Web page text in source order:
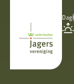
Koninklijke
Nederlandse
Jagersvereniging
Dag